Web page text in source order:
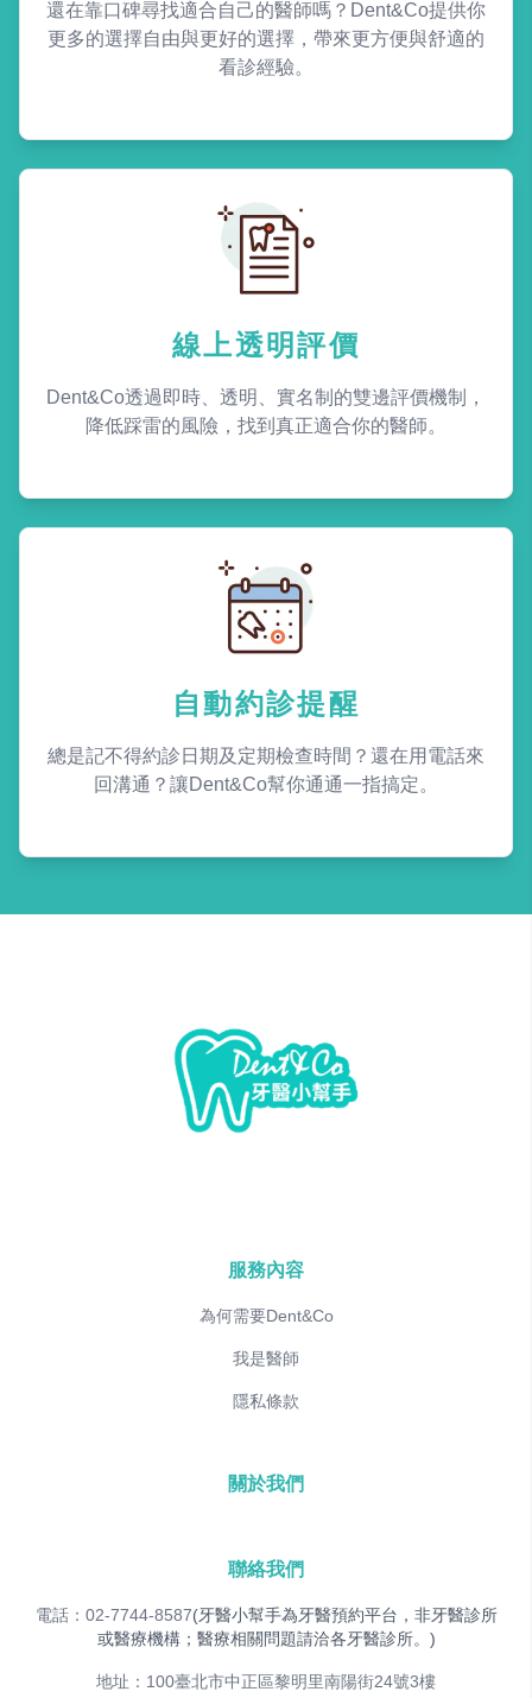
還在靠口碑尋找適合自己的醫師嗎？Dent&Co提供你
更多的選擇自由與更好的選擇，帶來更方便與舒適的
看診經驗。
線上透明評價
Dent&Co透過即時、透明、實名制的雙邊評價機制，
降低踩雷的風險，找到真正適合你的醫師。
自動約診提醒
總是記不得約診日期及定期檢查時間？還在用電話來
回溝通？讓Dent&Co幫你通通一指搞定。
服務內容
為何需要Dent&Co
我是醫師
隱私條款
關於我們
聯絡我們
電話：02-7744-8587(牙醫小幫手為牙醫預約平台，非牙醫診所
或醫療機構；醫療相關問題請洽各牙醫診所。)
地址：100臺北市中正區黎明里南陽街24號3樓